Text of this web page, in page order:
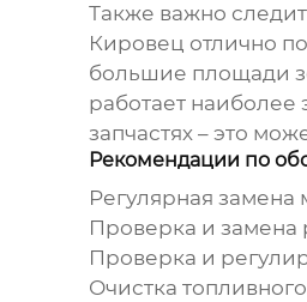
Также важно
Кировец отлично
большие площади
работаетнаиболее
запчастях – это
Рекомендации по
Регулярная замена
Проверка и
Проверка и
Очистка